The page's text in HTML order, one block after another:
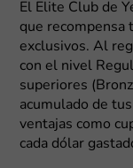
El Elite Club de
que recompensa
exclusivos. Al
con el nivel
superiores
acumulado de
ventajas como
cada dólar